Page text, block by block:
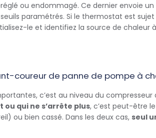
ou endommagé. Ce dernier envoie
paramétrés. Si le thermostat est
le et identifiez la source de chaleur
coureur de panne de pompe à
c’est au niveau du
qui ne s’arrête plus, c’est peut-être
ou bien cassé. Dans les deux cas, seul